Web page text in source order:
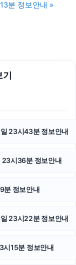
이혼전문변호사
주운전변호사
애견파양
폰테크
산흥신소
분 정보안내 »
23시43분 정보안내
시36분 정보안내
분 정보안내
23시22분 정보안내
15분 정보안내